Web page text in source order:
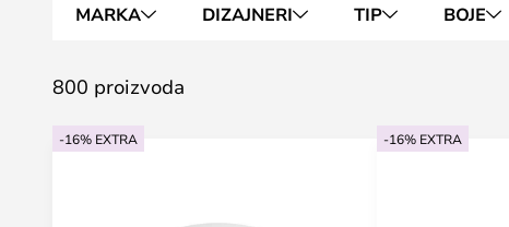
MARKA DIZAJNERI TIP BOJE
800 proizvoda
-16% EXTRA -16% EXTRA